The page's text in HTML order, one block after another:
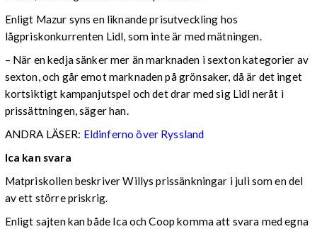
Enligt Mazur syns en liknande prisutveckling hos
lågpriskonkurrenten Lidl, som inte är med mätningen.
– När en kedja sänker mer än marknaden i sexton kategorier av
sexton, och går emot marknaden på grönsaker, då är det inget
kortsiktigt kampanjutspel och det drar med sig Lidl neråt i
prissättningen, säger han.
ANDRA LÄSER: Eldinferno över Ryssland
Ica kan svara
Matpriskollen beskriver Willys prissänkningar i juli som en del
av ett större priskrig.
Enligt sajten kan både Ica och Coop komma att svara med egna